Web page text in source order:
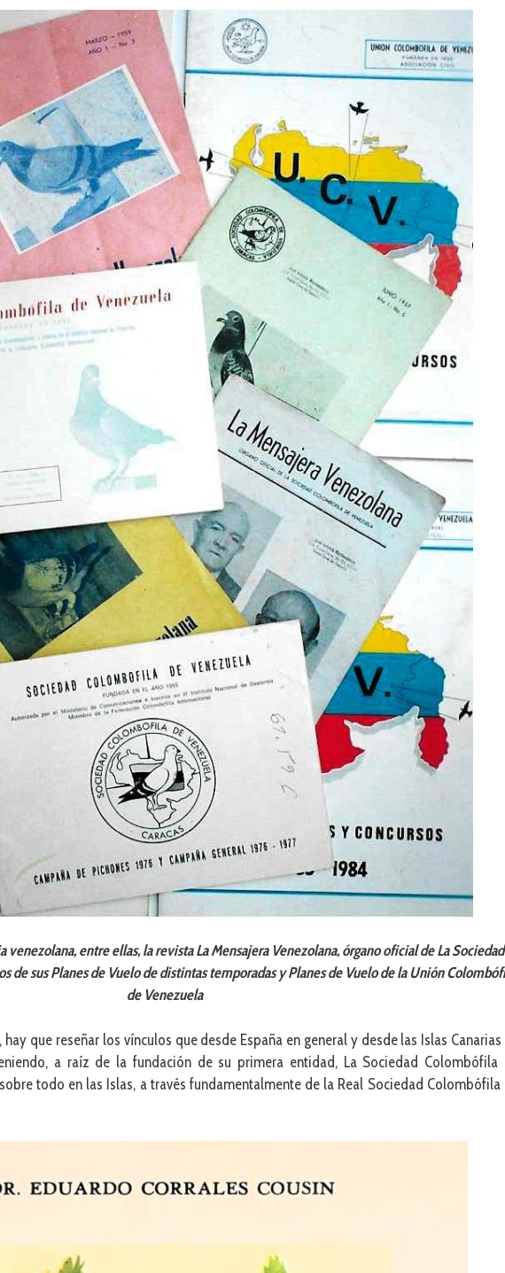
entre ellas, la revista La Mensajera Venezolana, órgano oficial de La Sociedad
de sus Planes de Vuelo de distintas temporadas y Planes de Vuelo de la Unión
de Venezuela
que reseñar los vínculos que desde España en general y desde las Islas Canarias
a raíz de la fundación de su primera entidad, La Sociedad Colombófila
todo en las Islas, a través fundamentalmente de la Real Sociedad Colombófila